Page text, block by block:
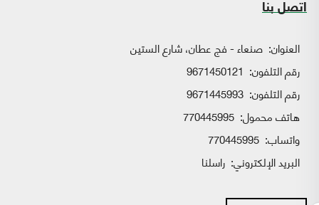
اتصل بنا
العنوان: صنعاء - فج عطان، شارع الستين
رقم التلفون: 9671450121
رقم التلفون: 9671445993
هاتف محمول: 770445995
واتساب:
البريد الإلكتروني: راسلنا